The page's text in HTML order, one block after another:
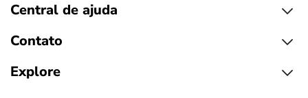
Central de ajuda
Contato
Explore